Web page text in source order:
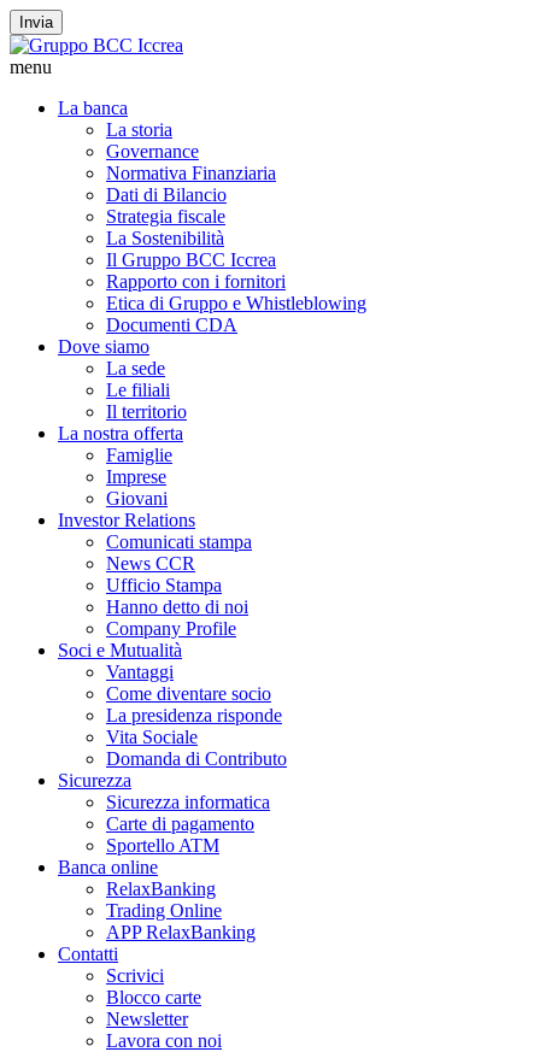
Invia
menu
La banca
La storia
Governance
Normativa Finanziaria
Dati di Bilancio
Strategia fiscale
La Sostenibilità
Il Gruppo BCC Iccrea
Rapporto con i fornitori
Etica di Gruppo e Whistleblowing
Documenti CDA
Dove siamo
La sede
Le filiali
Il territorio
La nostra offerta
Famiglie
Imprese
Giovani
Investor Relations
Comunicati stampa
News CCR
Ufficio Stampa
Hanno detto di noi
Company Profile
Soci e Mutualità
Vantaggi
Come diventare socio
La presidenza risponde
Vita Sociale
Domanda di Contributo
Sicurezza
Sicurezza informatica
Carte di pagamento
Sportello ATM
Banca online
RelaxBanking
Trading Online
APP RelaxBanking
Contatti
Scrivici
Blocco carte
Newsletter
Lavora con noi